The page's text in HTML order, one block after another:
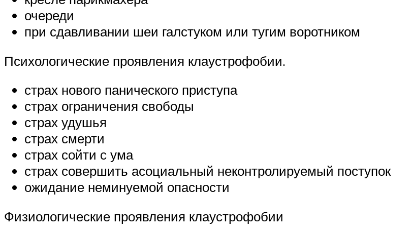
очереди
при сдавливании шеи галстуком или тугим воротником
Психологические проявления клаустрофобии.
страх нового панического приступа
страх ограничения свободы
страх удушья
страх смерти
страх сойти с ума
страх совершить асоциальный неконтролируемый поступок
ожидание неминуемой опасности
Физиологические проявления клаустрофобии